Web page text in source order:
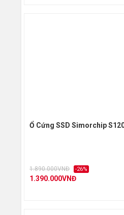
Ổ Cứng SSD Simorchip
1.890.000VNĐ -26%
1.390.000VNĐ